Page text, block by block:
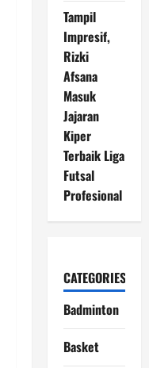
Tampil
Impresif,
Rizki
Afsana
Masuk
Jajaran
Kiper
Terbaik Liga
Futsal
Profesional
CATEGORIES
Badminton
Basket